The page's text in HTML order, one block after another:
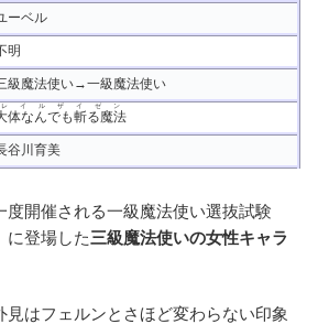
ーベル
明
級魔法使い→一級魔法使い
体なんでも斬る魔法
レイルザイゼン
谷川育美
度開催される一級魔法使い選抜試験
に登場した三級魔法使いの女性キャラ
見はフェルンとさほど変わらない印象